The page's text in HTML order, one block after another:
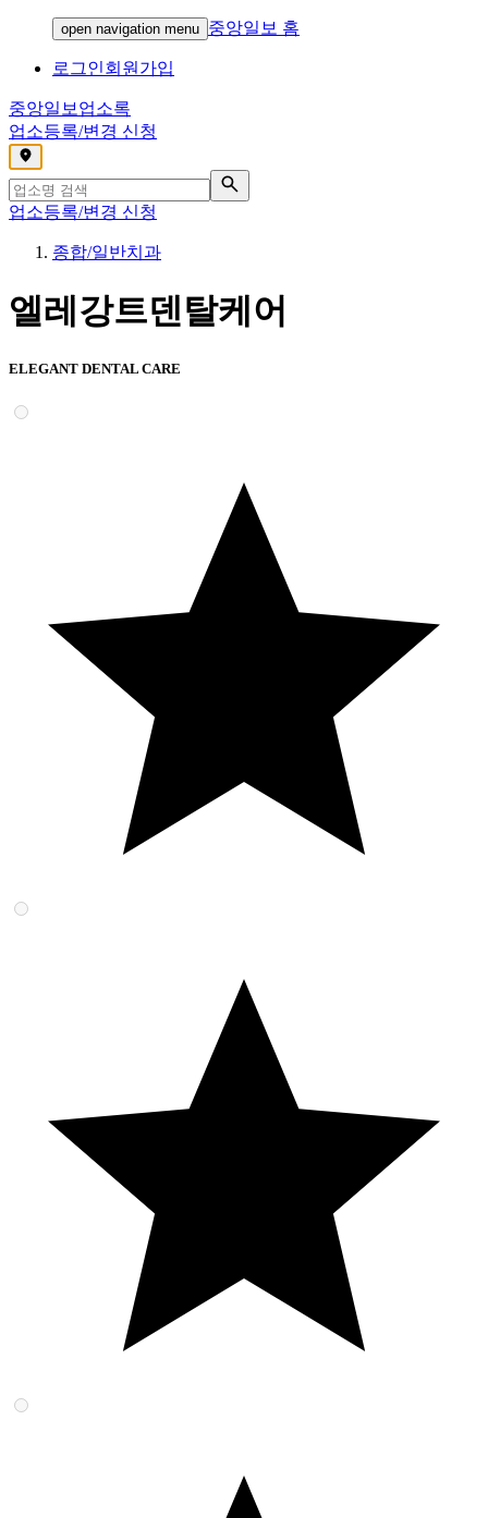
open navigation menu 중앙일보 홈
로그인회원가입
중앙일보 업소록
업소등록/변경 신청
,
업소등록/변경 신청
종합/일반치과
엘레강트덴탈케어
ELEGANT DENTAL CARE